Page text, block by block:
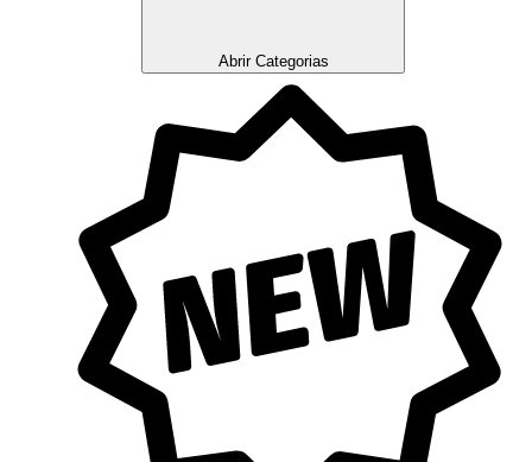
Abrir Categorias